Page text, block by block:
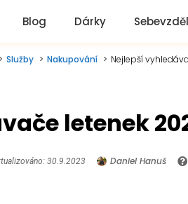
Blog Dárky
Služby Nakupování Nejlepší
letenek
30.9.2023 Daniel Hanuš